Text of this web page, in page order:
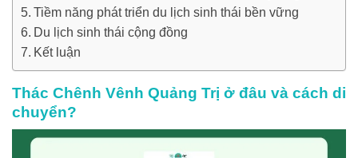
Tiềm năng phát triển du lịch sinh thái bền vững
Du lịch sinh thái cộng đồng
Kết luận
Thác Chênh Vênh Quảng Trị ở đâu và cách di
chuyển?